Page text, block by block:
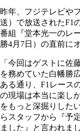
昨年、フジテレビや
送）で放送されたF1
番組『堂本光一のレ
勝4月7日）の直前に
「今回はゲストに佐
を務めていた白幡勝
ある通り、F1レース
の現場は本当に楽し
をもっと深掘りした
らスタッフから『予
ました』と言われま